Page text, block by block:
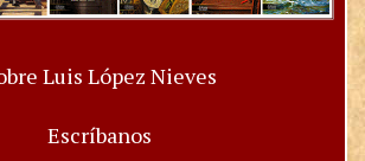
Luis López Nieves
Escríbanos